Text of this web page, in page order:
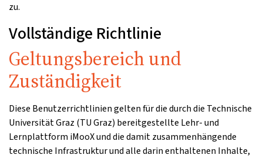
zu.
Vollständige Richtlinie
Geltungsbereich und
Zuständigkeit
Diese Benutzerrichtlinien gelten für die durch die Technische
Universität Graz (TU Graz) bereitgestellte Lehr- und
Lernplattform iMooX und die damit zusammenhängende
technische Infrastruktur und alle darin enthaltenen Inhalte,